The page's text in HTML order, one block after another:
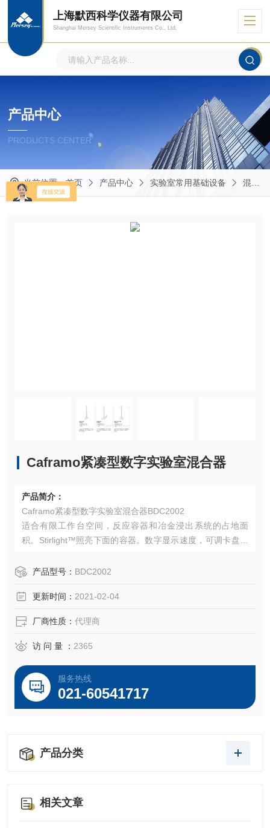
上海默西科学仪器有限公司
Shanghai Mersey Scientific Instruments Co., Ltd.
产品中心
PRODUCTS CENTER
当前位置：首页 产品中心 实验室常用基础设备 混合器/磁力搅拌器
Caframo紧凑型数字实验室混合器
产品简介：
Caframo紧凑型数字实验室混合器BDC2002
适合有限工作台空间，反应容器和冶金浸出系统的占地面
积。Stirlight™照亮下面的容器。数字显示速度，可调卡盘大
产品型号： BDC2002
更新时间： 2021-02-04
厂商性质： 代理商
访 问 量 ： 2365
服务热线
021-60541717
产品分类
相关文章